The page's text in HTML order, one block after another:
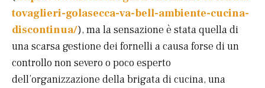
tovaglieri-golasecca-va-bell-ambiente-cucina-
discontinua/), ma la sensazione è stata quella di
una scarsa gestione dei fornelli a causa forse di un
controllo non severo o poco esperto
dell’organizzazione della brigata di cucina, una